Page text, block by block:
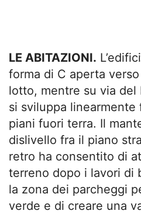
LE ABITAZIONI.
forma di C aperta
lotto, mentre su via del
si sviluppa
piani fuori terra. Il
dislivello fra il piano
retro ha consentito di
terreno dopo i lavori di
la zona dei parcheggi
verde e di creare una